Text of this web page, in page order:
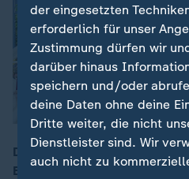
Der Entwurf sieht Kürzungen
Beitragszahler vor. Ministerin
der eingesetzten
erforderlich für unser
Zustimmung dürfen wir
darüber hinaus
speichern und/oder
deine Daten ohne deine
Dritte weiter, die nicht
Dienstleister sind. Wir
auch nicht zu